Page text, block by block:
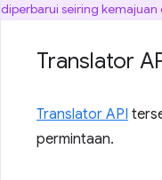
diperbarui seiring kemajuan
Translator
Translator API
permintaan.